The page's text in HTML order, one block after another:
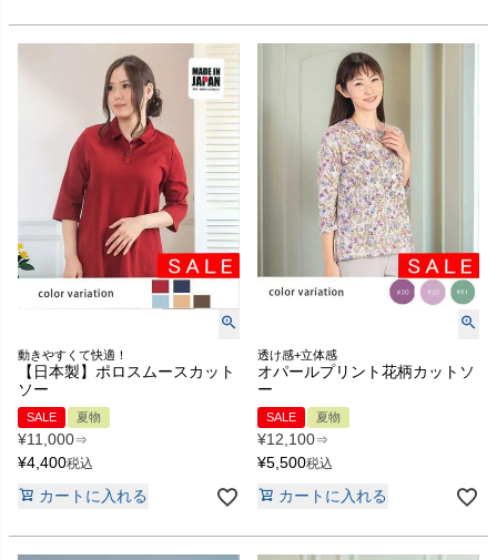
動きやすくて快適！
【日本製】ポロスムースカット
ソー
SALE 夏物
¥11,000⇒
¥4,400税込
カートに入れる
透け感+立体感
オパールプリント花柄カットソ
ー
SALE 夏物
¥12,100⇒
¥5,500税込
カートに入れる